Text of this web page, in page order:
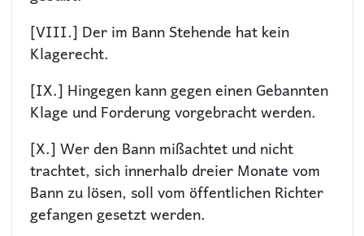
[VIII.] Der im Bann Stehende hat kein
Klagerecht.
[IX.] Hingegen kann gegen einen Gebannten
Klage und Forderung vorgebracht werden.
[X.] Wer den Bann mißachtet und nicht
trachtet, sich innerhalb dreier Monate vom
Bann zu lösen, soll vom öffentlichen Richter
gefangen gesetzt werden.